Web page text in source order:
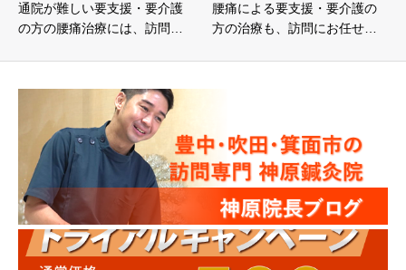
通院が難しい要支援・要介護
の方の腰痛治療には、訪問…
腰痛による要支援・要介護の
方の治療も、訪問にお任せ…